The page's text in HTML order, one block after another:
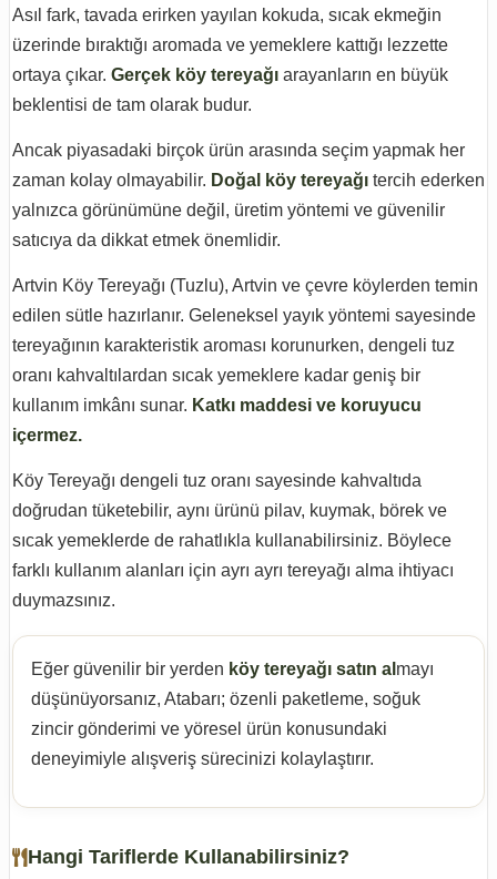
Asıl fark, tavada erirken yayılan kokuda, sıcak ekmeğin
üzerinde bıraktığı aromada ve yemeklere kattığı lezzette
ortaya çıkar. Gerçek köy tereyağı arayanların en büyük
beklentisi de tam olarak budur.
Ancak piyasadaki birçok ürün arasında seçim yapmak her
zaman kolay olmayabilir. Doğal köy tereyağı tercih ederken
yalnızca görünümüne değil, üretim yöntemi ve güvenilir
satıcıya da dikkat etmek önemlidir.
Artvin Köy Tereyağı (Tuzlu), Artvin ve çevre köylerden temin
edilen sütle hazırlanır. Geleneksel yayık yöntemi sayesinde
tereyağının karakteristik aroması korunurken, dengeli tuz
oranı kahvaltılardan sıcak yemeklere kadar geniş bir
kullanım imkânı sunar. Katkı maddesi ve koruyucu
içermez.
Köy Tereyağı dengeli tuz oranı sayesinde kahvaltıda
doğrudan tüketebilir, aynı ürünü pilav, kuymak, börek ve
sıcak yemeklerde de rahatlıkla kullanabilirsiniz. Böylece
farklı kullanım alanları için ayrı ayrı tereyağı alma ihtiyacı
duymazsınız.
Eğer güvenilir bir yerden köy tereyağı satın al mayı
düşünüyorsanız, Atabarı; özenli paketleme, soğuk
zincir gönderimi ve yöresel ürün konusundaki
deneyimiyle alışveriş sürecinizi kolaylaştırır.
Hangi Tariflerde Kullanabilirsiniz?